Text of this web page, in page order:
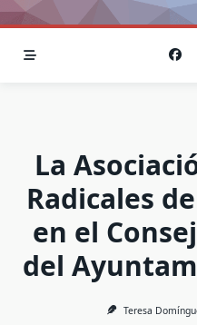
La
Radicales
en el
del
Teresa